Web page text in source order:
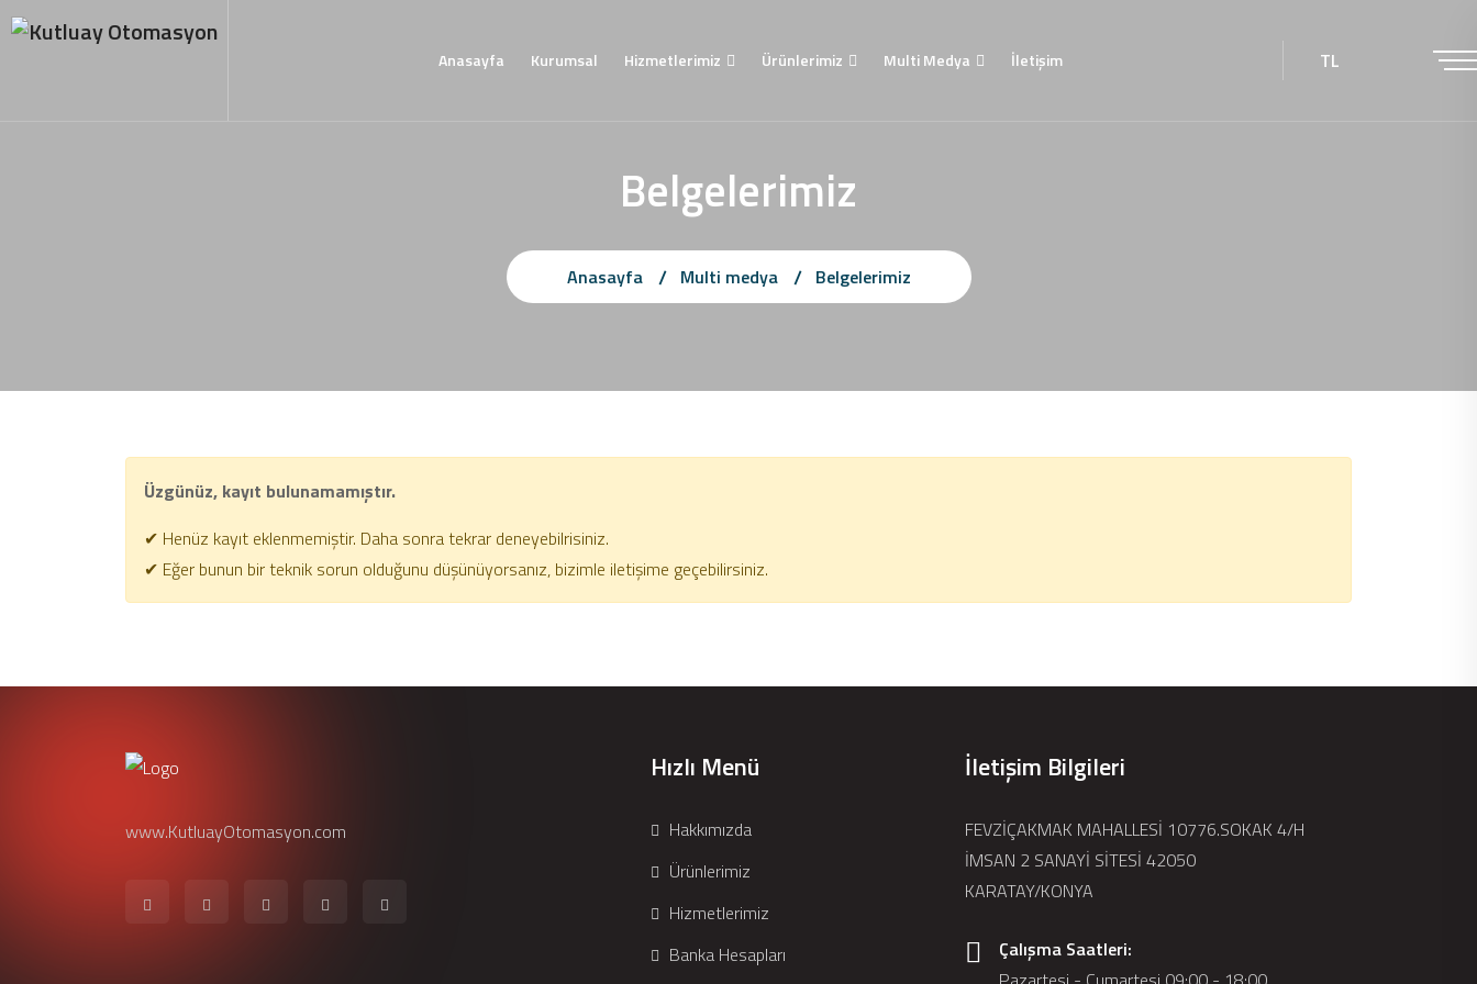
Anasayfa Kurumsal Hizmetlerimiz Ürünlerimiz Multi Medya İletişim TL
Belgelerimiz
Anasayfa Multi medya Belgelerimiz
Üzgünüz, kayıt bulunamamıştır.
✔ Henüz kayıt eklenmemiştir. Daha sonra tekrar deneyebilrisiniz.
✔ Eğer bunun bir teknik sorun olduğunu düşünüyorsanız, bizimle iletişime geçebilirsiniz.
www.KutluayOtomasyon.com
Hızlı Menü
Hakkımızda
Ürünlerimiz
Hizmetlerimiz
Banka Hesapları
İletişim Bilgileri
FEVZİÇAKMAK MAHALLESİ 10776.SOKAK 4/H
İMSAN 2 SANAYİ SİTESİ 42050
KARATAY/KONYA
Çalışma Saatleri: